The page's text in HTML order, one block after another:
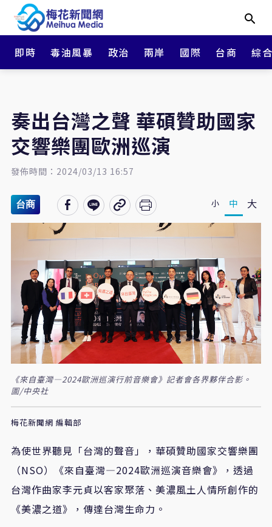
即時 毒油風暴 政治 兩岸 國際 台商 綜
奏出台灣之聲 華碩贊助國家
交響樂團歐洲巡演
發佈時間：2024/03/13 16:57
台商 小 中 大
《來自臺灣—2024歐洲巡演行前音樂會》記者會各界夥伴合影。
圖/中央社
梅花新聞網 編輯部
為使世界聽見「台灣的聲音」，華碩贊助國家交響樂團
（NSO）《來自臺灣—2024歐洲巡演音樂會》，透過
台灣作曲家李元貞以客家聚落、美濃風土人情所創作的
《美濃之道》，傳達台灣生命力。